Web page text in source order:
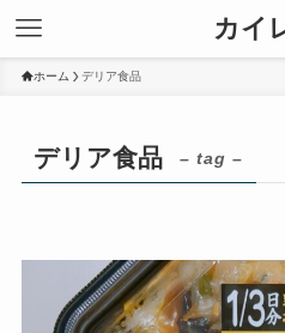
カイ
ホーム デリア食品
デリア食品 – tag –